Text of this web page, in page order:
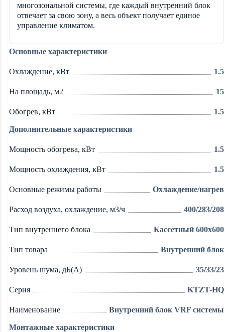
многозональной системы, где каждый внутренний блок
отвечает за свою зону, а весь объект получает единое
управление климатом.
Основные характеристики
Охлаждение, кВт 1.5
На площадь, м2 15
Обогрев, кВт 1.5
Дополнительные характеристики
Мощность обогрева, кВт 1.5
Мощность охлаждения, кВт 1.5
Основные режимы работы Охлаждение/нагрев
Расход воздуха, охлаждение, м3/ч 400/283/208
Тип внутреннего блока Кассетный 600х600
Тип товара Внутренний блок
Уровень шума, дБ(А) 35/33/23
Серия KTZT-HQ
Наименование Внутренний блок VRF системы
Монтажные характеристики